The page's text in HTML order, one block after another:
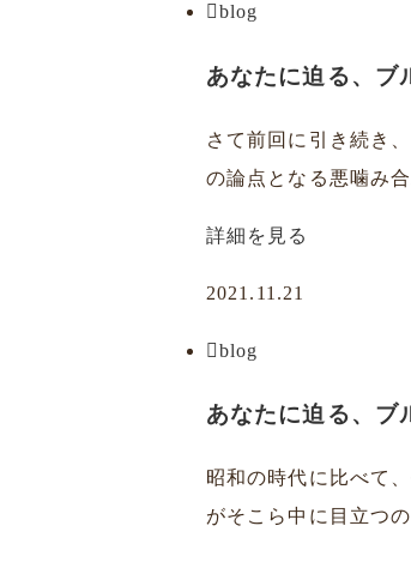
blog
あなたに迫る、ブ
さて前回に引き続き
の論点となる悪噛み
詳細を見る
2021.11.21
blog
あなたに迫る、ブ
昭和の時代に比べて
がそこら中に目立つ